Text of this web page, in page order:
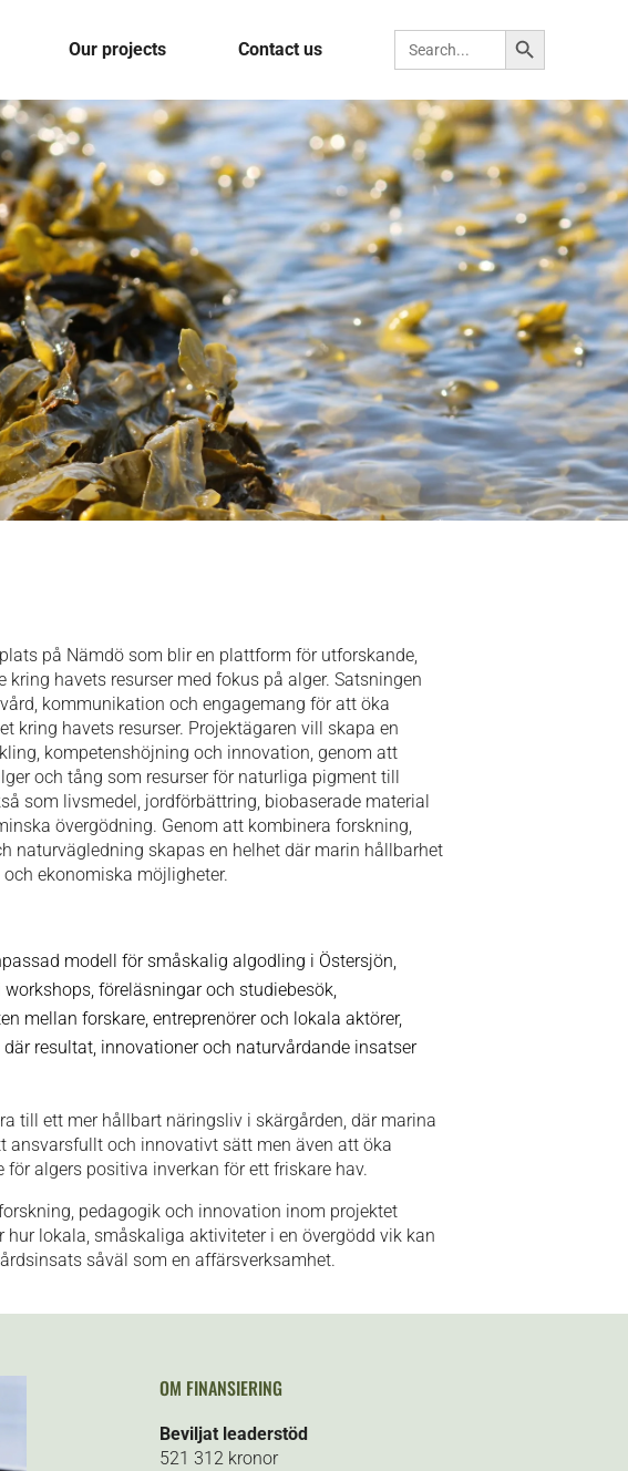
Our projects Contact us Search for: Search Button
på Nämdö som blir en plattform för utforskande,
kring havets resurser med fokus på alger. Satsningen
kommunikation och engagemang för att öka
kring havets resurser. Projektägaren vill skapa en
kompetenshöjning och innovation, genom att
och tång som resurser för naturliga pigment till
som livsmedel, jordförbättring, biobaserade material
övergödning. Genom att kombinera forskning,
naturvägledning skapas en helhet där marin hållbarhet
ekonomiska möjligheter.
modell för småskalig algodling i Östersjön,
föreläsningar och studiebesök,
mellan forskare, entreprenörer och lokala aktörer,
resultat, innovationer och naturvårdande insatser
till ett mer hållbart näringsliv i skärgården, där marina
ansvarsfullt och innovativt sätt men även att öka
för algers positiva inverkan för ett friskare hav.
pedagogik och innovation inom projektet
hur lokala, småskaliga aktiviteter i en övergödd vik kan
såväl som en affärsverksamhet.
OM FINANSIERING
Beviljat leaderstöd
521 312 kronor